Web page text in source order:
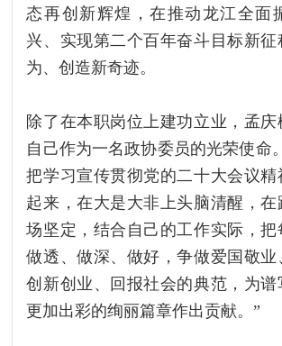
态再创新辉煌，在推动龙江全面
兴、实现第二个百年奋斗目标新
为、创造新奇迹。
除了在本职岗位上建功立业，孟
自己作为一名政协委员的光荣使命
把学习宣传贯彻党的二十大会议精
起来，在大是大非上头脑清醒，在
场坚定，结合自己的工作实际，
做透、做深、做好，争做爱国敬业
创新创业、回报社会的典范，为谱
更加出彩的绚丽篇章作出贡献。”